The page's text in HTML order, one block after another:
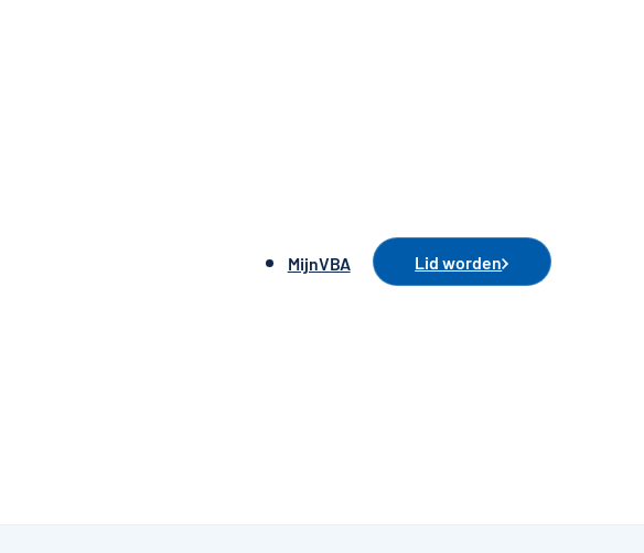
MijnVBA Lid worden